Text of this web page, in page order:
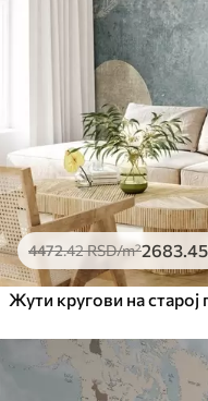
4472.42RSD/m²2683 .45
Жути кругови на старој